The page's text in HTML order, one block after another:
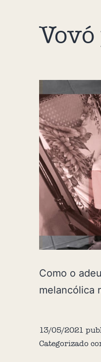
Como o
melancólica
13/05/2021
Categorizado